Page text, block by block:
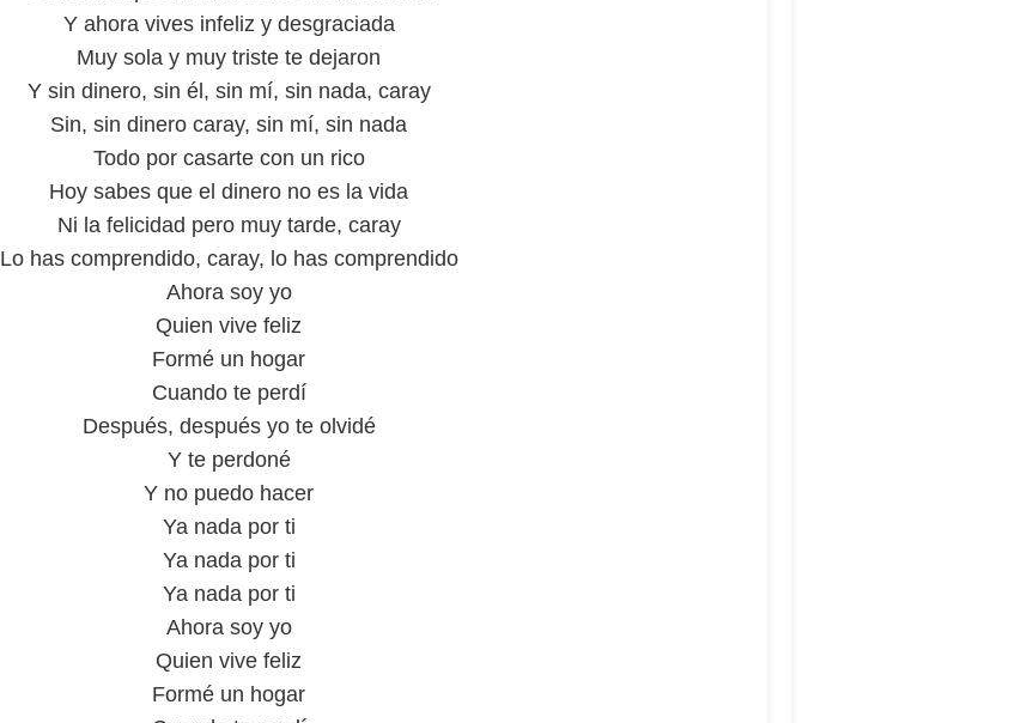
Y ahora vives infeliz y desgraciada
Muy sola y muy triste te dejaron
Y sin dinero, sin él, sin mí, sin nada, caray
Sin, sin dinero caray, sin mí, sin nada
Todo por casarte con un rico
Hoy sabes que el dinero no es la vida
Ni la felicidad pero muy tarde, caray
Lo has comprendido, caray, lo has comprendido
Ahora soy yo
Quien vive feliz
Formé un hogar
Cuando te perdí
Después, después yo te olvidé
Y te perdoné
Y no puedo hacer
Ya nada por ti
Ya nada por ti
Ya nada por ti
Ahora soy yo
Quien vive feliz
Formé un hogar